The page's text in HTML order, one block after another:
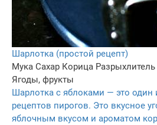
Шарлотка (простой рецепт)
Мука Сахар Корица Разрыхлитель
Ягоды, фрукты
Шарлотка с яблоками — это один
рецептов пирогов. Это вкусное
яблочным вкусом и ароматом